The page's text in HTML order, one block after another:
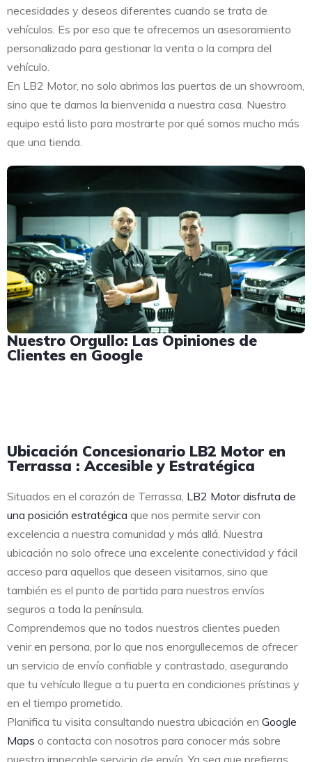
necesidades y deseos diferentes cuando se trata de
vehículos. Es por eso que te ofrecemos un asesoramiento
personalizado para gestionar la venta o la compra del
vehículo.
En LB2 Motor, no solo abrimos las puertas de un showroom,
sino que te damos la bienvenida a nuestra casa. Nuestro
equipo está listo para mostrarte por qué somos mucho más
que una tienda.
Nuestro Orgullo: Las Opiniones de
Clientes en Google
Ubicación Concesionario LB2 Motor en
Terrassa : Accesible y Estratégica
Situados en el corazón de Terrassa, LB2 Motor disfruta de
una posición estratégica que nos permite servir con
excelencia a nuestra comunidad y más allá. Nuestra
ubicación no solo ofrece una excelente conectividad y fácil
acceso para aquellos que deseen visitarnos, sino que
también es el punto de partida para nuestros envíos
seguros a toda la península.
Comprendemos que no todos nuestros clientes pueden
venir en persona, por lo que nos enorgullecemos de ofrecer
un servicio de envío confiable y contrastado, asegurando
que tu vehículo llegue a tu puerta en condiciones prístinas y
en el tiempo prometido.
Planifica tu visita consultando nuestra ubicación en Google
Maps o contacta con nosotros para conocer más sobre